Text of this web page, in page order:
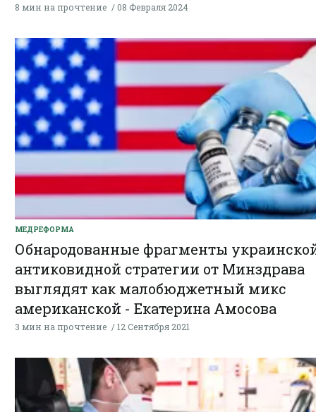
8 мин на прочтение 08 Февраля 2024
МЕДРЕФОРМА
Обнародованные фрагменты
антиковидной стратегии от Минздрава
выглядят как малобюджетный микс
американской - Екатерина Амосова
3 мин на прочтение 12 Сентября 2021